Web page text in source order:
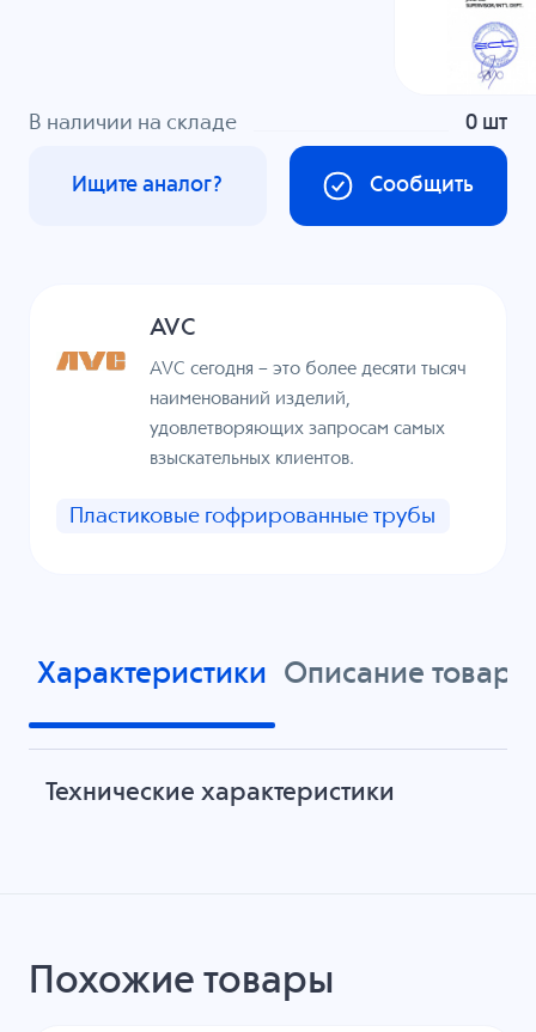
В наличии на складе 0 шт
Сообщить
Ищите аналог?
AVC
AVC сегодня – это более десяти тысяч
наименований изделий,
удовлетворяющих запросам самых
взыскательных клиентов.
Пластиковые гофрированные трубы
Характеристики Описание товара
Технические характеристики
Похожие товары